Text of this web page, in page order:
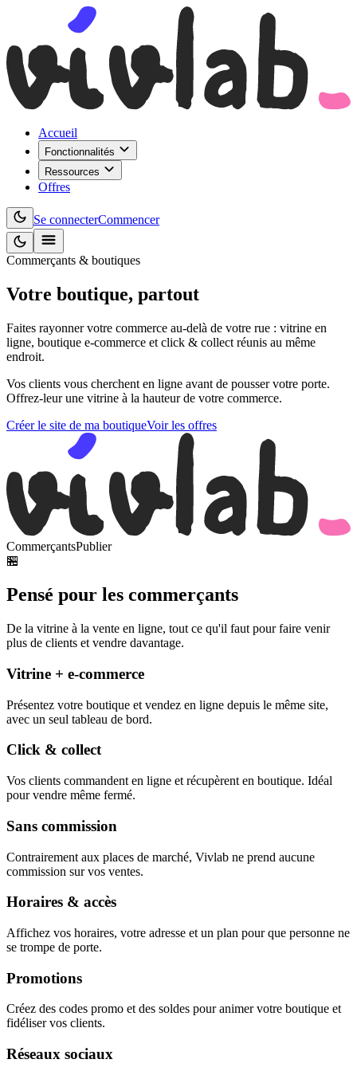
Accueil
Fonctionnalités
Ressources
Offres
Se connecterCommencer
Commerçants & boutiques
Votre boutique, partout
Faites rayonner votre commerce au-delà de votre rue : vitrine en
ligne, boutique e-commerce et click & collect réunis au même
endroit.
Vos clients vous cherchent en ligne avant de pousser votre porte.
Offrez-leur une vitrine à la hauteur de votre commerce.
Créer le site de ma boutiqueVoir les offres
CommerçantsPublier
🏪
Pensé pour les commerçants
De la vitrine à la vente en ligne, tout ce qu'il faut pour faire venir
plus de clients et vendre davantage.
Vitrine + e-commerce
Présentez votre boutique et vendez en ligne depuis le même site,
avec un seul tableau de bord.
Click & collect
Vos clients commandent en ligne et récupèrent en boutique. Idéal
pour vendre même fermé.
Sans commission
Contrairement aux places de marché, Vivlab ne prend aucune
commission sur vos ventes.
Horaires & accès
Affichez vos horaires, votre adresse et un plan pour que personne ne
se trompe de porte.
Promotions
Créez des codes promo et des soldes pour animer votre boutique et
fidéliser vos clients.
Réseaux sociaux